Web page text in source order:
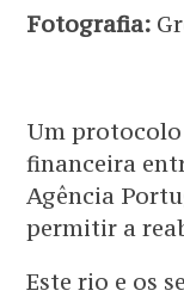
Fotografia:
Um
financeira
Agência
permitir a
Este rio e os